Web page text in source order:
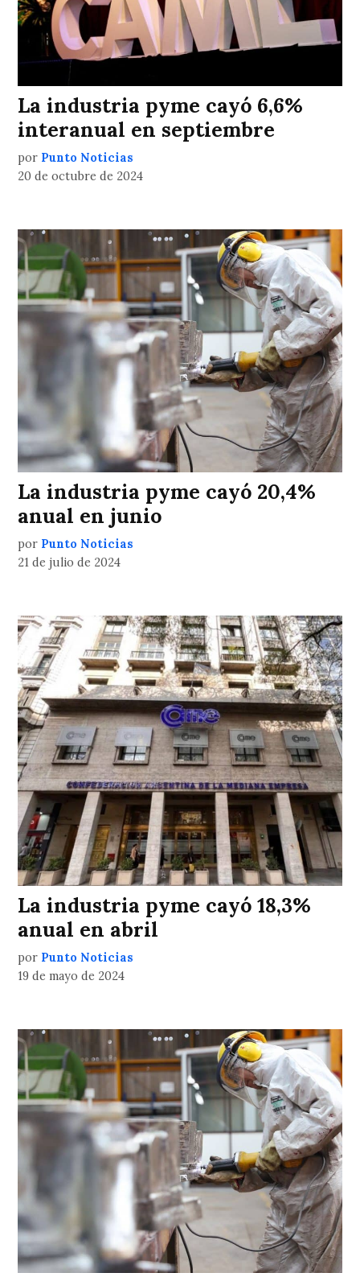
La industria pyme cayó 6,6%
interanual en septiembre
por Punto Noticias
20 de octubre de 2024
La industria pyme cayó 20,4%
anual en junio
por Punto Noticias
21 de julio de 2024
La industria pyme cayó 18,3%
anual en abril
por Punto Noticias
19 de mayo de 2024